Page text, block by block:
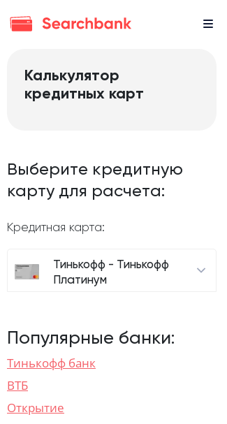
Калькулятор
кредитных карт
Выберите кредитную
карту для расчета:
Кредитная карта:
Тинькофф - Тинькофф
Платинум
Популярные банки:
Тинькофф банк
ВТБ
Открытие